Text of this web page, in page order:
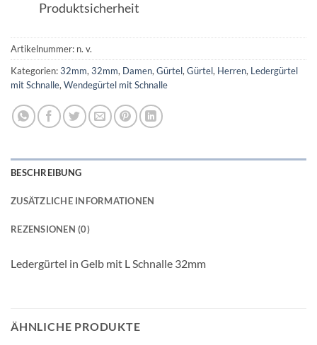
Produktsicherheit
Artikelnummer: n. v.
Kategorien:32mm, 32mm, Damen, Gürtel, Gürtel, Herren, Ledergürtel
mit Schnalle, Wendegürtel mit Schnalle
BESCHREIBUNG
ZUSÄTZLICHE INFORMATIONEN
REZENSIONEN (0)
Ledergürtel in Gelb mit L Schnalle 32mm
ÄHNLICHE PRODUKTE